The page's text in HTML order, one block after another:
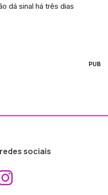
dá sinal há três dias
PUB
sociais
ao